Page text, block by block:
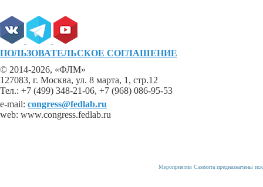
ПОЛЬЗОВАТЕЛЬСКОЕ СОГЛАШЕНИЕ
© 2014-2026, «ФЛМ»
127083, г. Москва, ул. 8 марта, 1, стр.12
Тел.: +7 (499) 348-21-06, +7 (968) 086-95-53
e-mail: congress@fedlab.ru
web: www.congress.fedlab.ru
Мероприятия Саммита предназначены